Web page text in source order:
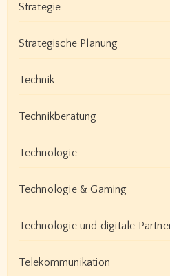
Strategie
Strategische Planung
Technik
Technikberatung
Technologie
Technologie & Gaming
Technologie und digitale
Telekommunikation